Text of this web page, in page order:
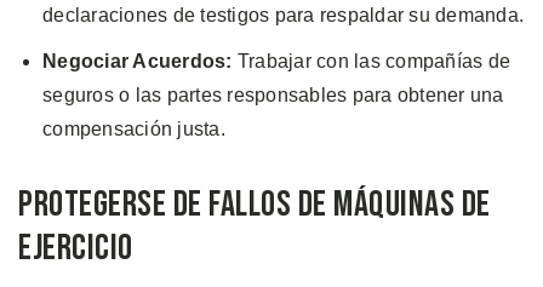
declaraciones de testigos para respaldar su demanda.
Negociar Acuerdos: Trabajar con las compañías de
seguros o las partes responsables para obtener una
compensación justa.
Protegerse de Fallos de Máquinas de
Ejercicio